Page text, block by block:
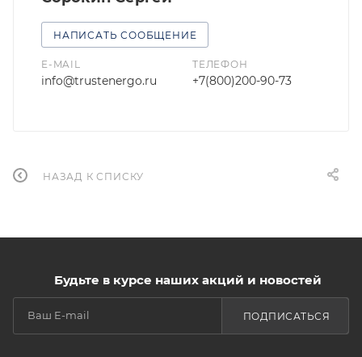
НАПИСАТЬ СООБЩЕНИЕ
E-MAIL
info@trustenergo.ru
ТЕЛЕФОН
+7(800)200-90-73
НАЗАД К СПИСКУ
Будьте в курсе наших акций и новостей
ПОДПИСАТЬСЯ